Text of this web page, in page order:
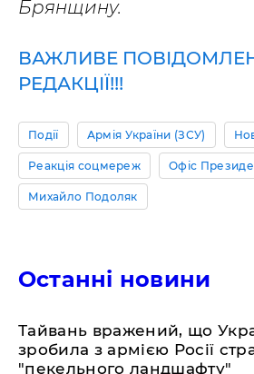
Брянщину.
ВАЖЛИВЕ
РЕДАКЦІЇ!!!
Події Армія України (ЗСУ)
Реакція соцмереж Офіс
Михайло Подоляк
Останні новини
Тайвань вражений, що
зробила з армією Росії
"пекельного ландшафту"